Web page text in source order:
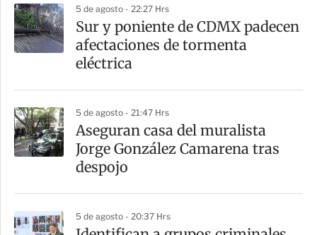
5 de agosto - 22:27 Hrs
Sur y poniente de CDMX padecen
afectaciones de tormenta
eléctrica
5 de agosto - 21:47 Hrs
Aseguran casa del muralista
Jorge González Camarena tras
despojo
5 de agosto - 20:37 Hrs